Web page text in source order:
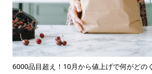
6000品目超え！10月から値上げで何がどの